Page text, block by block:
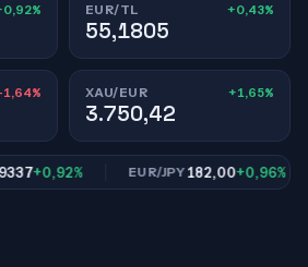
EUR/TL +0,43%
55,1805
XAU/EUR +1,65%
3.750,42
+0,92% EUR/JPY182,00+0,96%